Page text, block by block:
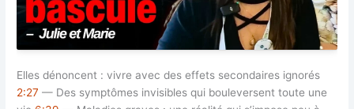
Elles dénoncent : vivre avec des effets secondaires ignorés
2:27 — Des symptômes invisibles qui bouleversent toute une